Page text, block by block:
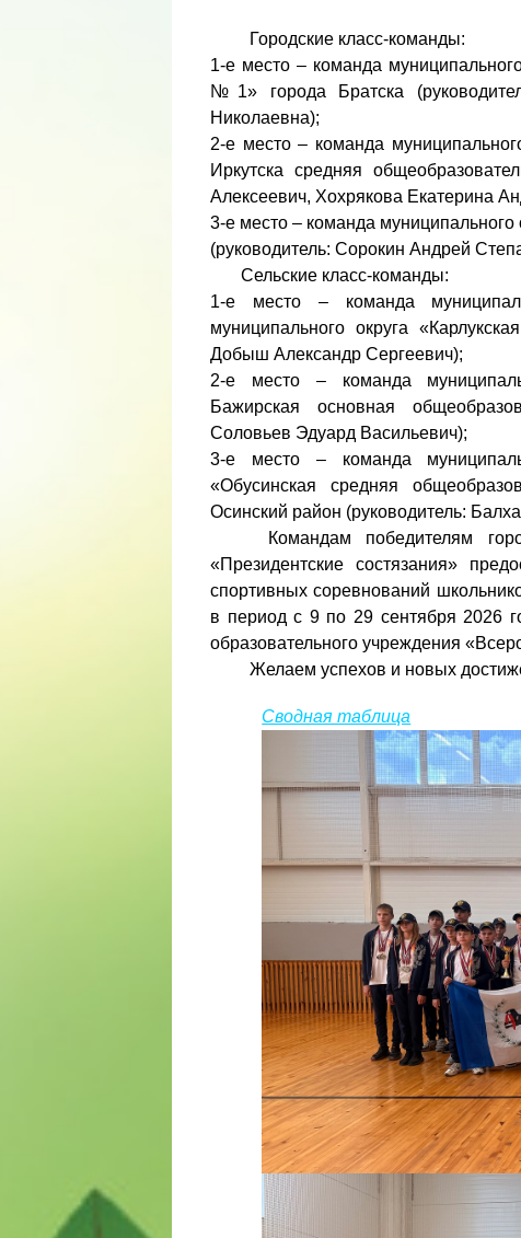
Городские класс-команды:
1-е место – команда
№1» города Братска
Николаевна);
2-е место – команда
Иркутска средняя
Алексеевич, Хохрякова Екатерина
3-е место – команда
(руководитель: Сорокин Андрей
Сельские класс-команды:
1-е место – команда
муниципального округа
Добыш Александр Сергеевич);
2-е место – команда
Бажирская основная
Соловьев Эдуард Васильевич);
3-е место – команда
«Обусинская средняя
Осинский район (руководитель:
Командам победителям
«Президентские состязания»
спортивных соревнований
в период с 9 по 29 сентября 2026
образовательного учреждения
Желаем успехов и новых
Сводная таблица